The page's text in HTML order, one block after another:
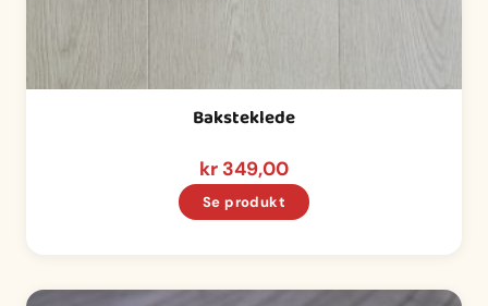
Baksteklede
kr 349,00
Se produkt